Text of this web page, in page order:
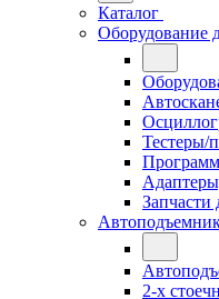
Каталог
Оборудование
Тестеры/
Запчасти
2-х